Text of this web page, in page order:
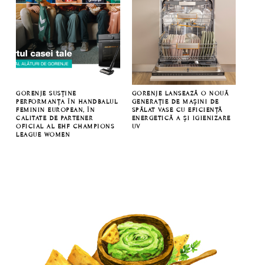
GORENJE SUSȚINE
PERFORMANȚA ÎN HANDBALUL
FEMININ EUROPEAN, ÎN
CALITATE DE PARTENER
OFICIAL AL EHF CHAMPIONS
LEAGUE WOMEN
GORENJE LANSEAZĂ O NOUĂ
GENERAȚIE DE MAȘINI DE
SPĂLAT VASE CU EFICIENȚĂ
ENERGETICĂ A ȘI IGIENIZARE
UV